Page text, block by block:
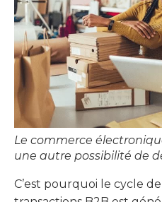
Le commerce
une autre possibilité de
C’est pourquoi le cycle